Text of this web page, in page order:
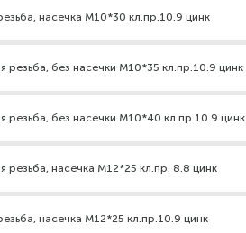
насечка М10*30 кл.пр.10.9 цинк
резьба, без насечки М10*35 кл.пр.10.9 цинк
резьба, без насечки М10*40 кл.пр.10.9 цинк
резьба, насечка М12*25 кл.пр. 8.8 цинк
насечка М12*25 кл.пр.10.9 цинк